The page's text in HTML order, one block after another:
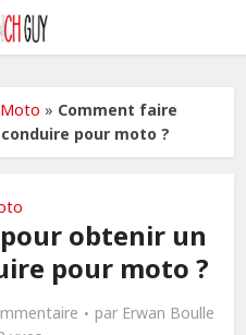
Moto » Comment faire
pour moto ?
obtenir un
pour moto ?
par Erwan Boulle